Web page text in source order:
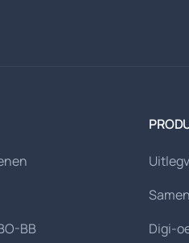
BB
Digi-